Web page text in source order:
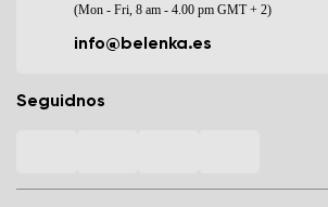
(Mon - Fri, 8 am - 4.00 pm GMT + 2)
info@belenka.es
Seguidnos